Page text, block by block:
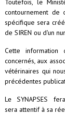
Toutefois, le
contournement de
spécifique sera
de SIREN ou d'un
Cette information
concernés, aux
vétérinaires qui
précédentes
Le SYNAPSES
sera attentif à sa